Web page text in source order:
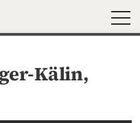
Kälin,